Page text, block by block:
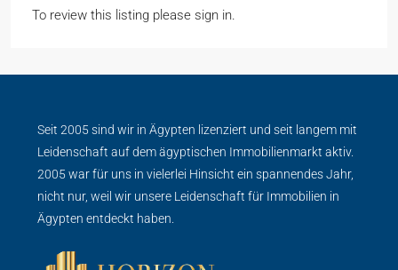
To review this listing please sign in.
Seit 2005 sind wir in Ägypten lizenziert und seit langem mit
Leidenschaft auf dem ägyptischen Immobilienmarkt aktiv.
2005 war für uns in vielerlei Hinsicht ein spannendes Jahr,
nicht nur, weil wir unsere Leidenschaft für Immobilien in
Ägypten entdeckt haben.